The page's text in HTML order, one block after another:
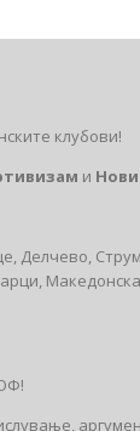
клубови!
и
Делчево,